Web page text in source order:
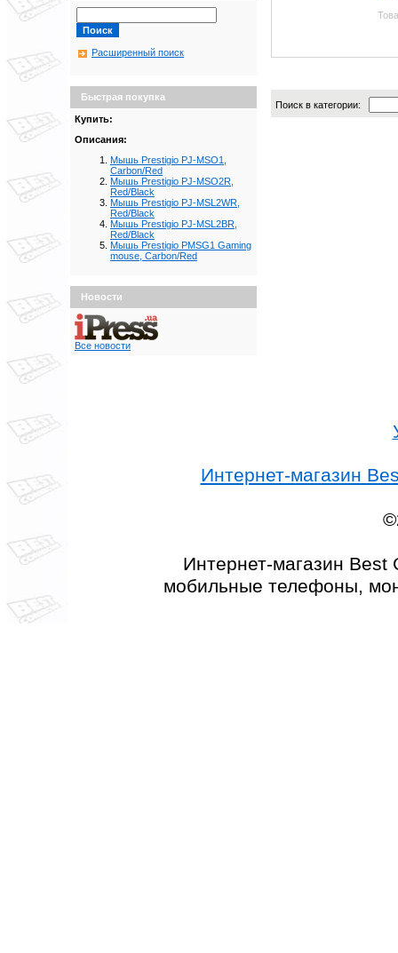
Расширенный поиск
Быстрая покупка
Купить:
Описания:
Мышь Prestigio PJ-MSO1,
Carbon/Red
Мышь Prestigio PJ-MSO2R,
Red/Black
Мышь Prestigio PJ-MSL2WR,
Red/Black
Мышь Prestigio PJ-MSL2BR,
Red/Black
Мышь Prestigio PMSG1 Gaming
mouse, Carbon/Red
Новости
Все новости
Поиск в категории:
Интернет-магазин
Интернет-магазин Best
мобильные телефоны,